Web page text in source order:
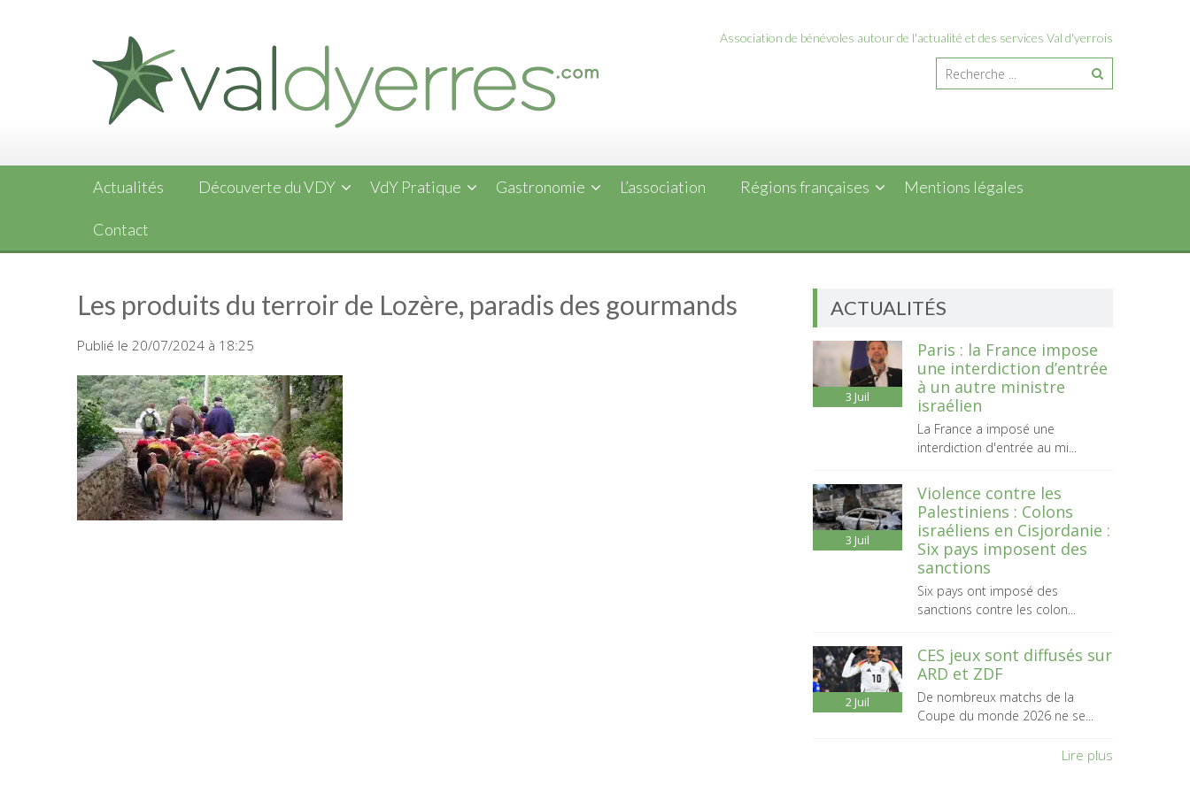
Association de bénévoles autour de l'actualité et des services Val d'yerrois
Actualités Découverte du VDY VdY Pratique Gastronomie L’association Régions françaises Mentions légales
Contact
Les produits du terroir de Lozère, paradis des gourmands
Publié le 20/07/2024 à 18:25
ACTUALITÉS
3 Juil
Paris : la France impose
une interdiction d’entrée
à un autre ministre
israélien
La France a imposé une
interdiction d'entrée au mi...
3 Juil
Violence contre les
Palestiniens : Colons
israéliens en Cisjordanie :
Six pays imposent des
sanctions
Six pays ont imposé des
sanctions contre les colon...
2 Juil
CES jeux sont diffusés sur
ARD et ZDF
De nombreux matchs de la
Coupe du monde 2026 ne se...
Lire plus